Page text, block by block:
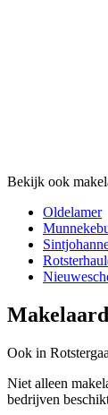
Bekijk ook
Oldelamer
Ook in
Niet alleen
bedrijven